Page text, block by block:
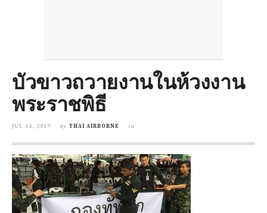
บัวขาวถวายงานในห้วงงาน
พระราชพิธี
JUL 14, 2019 by THAI AIRBORNE in